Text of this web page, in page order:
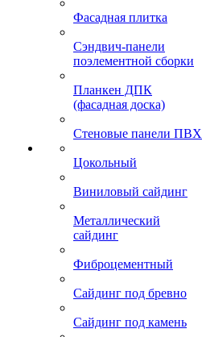
Фасадная плитка
Сэндвич-панели
поэлементной сборки
Планкен ДПК
(фасадная доска)
Стеновые панели ПВХ
Цокольный
Виниловый сайдинг
Металлический
сайдинг
Фиброцементный
Сайдинг под бревно
Сайдинг под камень